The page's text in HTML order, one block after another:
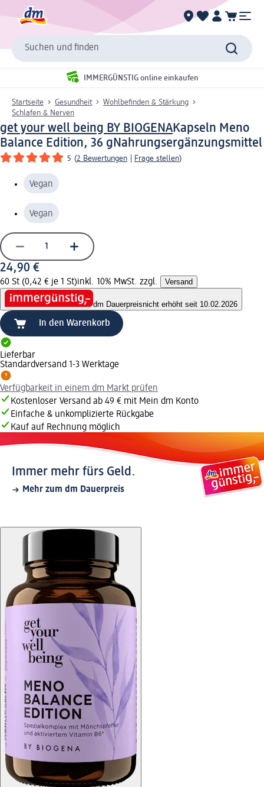
Suchen und finden
IMMERGÜNSTIG online einkaufen
Startseite Gesundheit
Wohlbefinden & Stärkung
Schlafen & Nerven
get your well being BY BIOGENAKapseln Meno
Balance Edition, 36 gNahrungsergänzungsmittel
5 (2 Bewertungen Frage stellen)
Vegan
Vegan
24,90 €
60 St (0,42 € je 1 St)inkl. 10% MwSt. zzgl. Versand
dm Dauerpreisnicht erhöht seit 10.02.2026
In den Warenkorb
Lieferbar
Standardversand 1-3 Werktage
Verfügbarkeit in einem dm Markt prüfen
Kostenloser Versand ab 49 € mit Mein dm Konto
Einfache & unkomplizierte Rückgabe
Kauf auf Rechnung möglich
Immer mehr fürs Geld.
Mehr zum dm Dauerpreis